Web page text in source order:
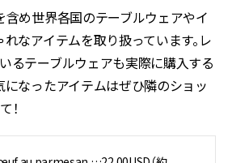
含め世界各国のテーブルウェアやイ
れなアイテムを取り扱っています。レ
るテーブルウェアも実際に購入する
になったアイテムはぜひ隣のショッ
！